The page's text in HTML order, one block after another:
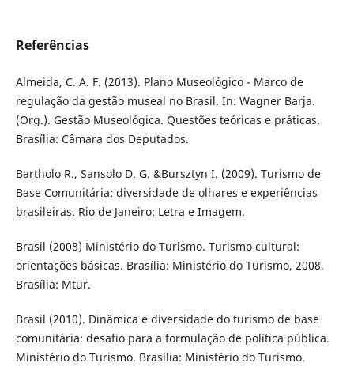
Referências
Almeida, C. A. F. (2013). Plano Museológico - Marco de
regulação da gestão museal no Brasil. In: Wagner Barja.
(Org.). Gestão Museológica. Questões teóricas e práticas.
Brasília: Câmara dos Deputados.
Bartholo R., Sansolo D. G. &Bursztyn I. (2009). Turismo de
Base Comunitária: diversidade de olhares e experiências
brasileiras. Rio de Janeiro: Letra e Imagem.
Brasil (2008) Ministério do Turismo. Turismo cultural:
orientações básicas. Brasília: Ministério do Turismo, 2008.
Brasília: Mtur.
Brasil (2010). Dinâmica e diversidade do turismo de base
comunitária: desafio para a formulação de política pública.
Ministério do Turismo. Brasília: Ministério do Turismo.